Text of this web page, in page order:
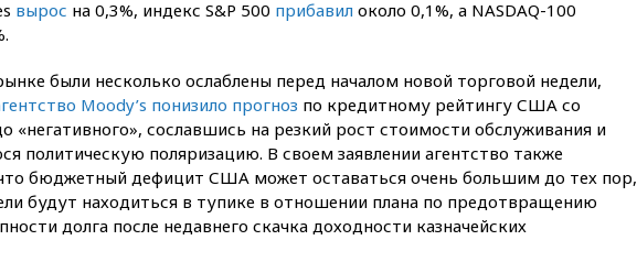
вагонов сошли с рельсов в
вчера, 22:22Минфин: в июле
выросли нефтегазовые
доходы российского бюджета
вчера, 22:15Аксаков: ЦБ
согласовал первый стандарт
исламского банкинга
вчера, 21:43Организаторы
вырос на 0,3%, индекс S&P 500 прибавил около 0,1%, а NASDAQ-100
были несколько ослаблены перед началом новой торговой недели,
Moody’s понизило прогноз по кредитному рейтингу США со
«негативного», сославшись на резкий рост стоимости обслуживания и
политическую поляризацию. В своем заявлении агентство также
бюджетный дефицит США может оставаться очень большим до тех пор,
будут находиться в тупике в отношении плана по предотвращению
долга после недавнего скачка доходности казначейских